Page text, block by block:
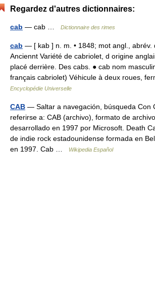
Regardez d'autres dictionnaires:
cab — cab … Dictionnaire des rimes
cab — [ kab ] n. m. • 1848; mot angl., abrév.
Anciennt Variété de cabriolet, d origine
placé derrière. Des cabs. ● cab nom
français cabriolet) Véhicule à deux roues,
Encyclopédie Universelle
CAB — Saltar a navegación, búsqueda Con
referirse a: CAB (archivo), formato de
desarrollado en 1997 por Microsoft. Death
de indie rock estadounidense formada en
en 1997. Cab …
Wikipedia Español